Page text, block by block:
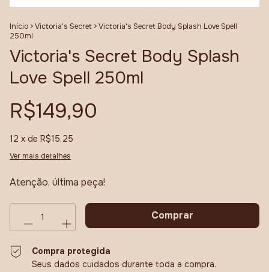
Início >Victoria's Secret >Victoria's Secret Body Splash Love Spell
250ml
Victoria's Secret Body Splash
Love Spell 250ml
R$149,90
12 x de R$15,25
Ver mais detalhes
Atenção, última peça!
Compra protegida
Seus dados cuidados durante toda a compra.